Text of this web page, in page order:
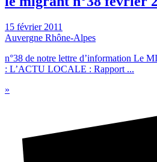
15 février 2011
Auvergne Rhône-Alpes
n°38 de notre lettre d’information Le
: L’ACTU LOCALE : Rapport ...
»